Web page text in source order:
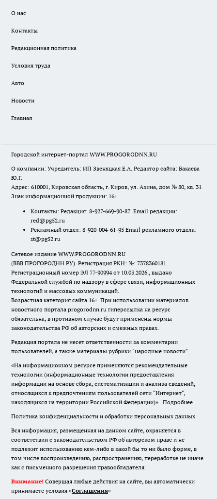
О нас
Контакты
Редакционная политика
Условия труда
Авто
Новости
Главная
Городской интернет-портал WWW.PROGORODNN.RU
О компании: Учредитель: ИП Звеняцкая Е.А. Редактор сайта: Бакаева
Ю.Г.
Адрес: 610001, Кировская область, г. Киров, ул. Азина, дом № 80, кв. 31
Знак информационной продукции: 16+
Контакты: Редакция: 8-927-669-90-87 Email редакции:
red@pg52.ru
Рекламный отдел: 8-920-004-61-95 Email рекламного отдела:
st@pg52.ru
Сетевое издание WWW.PROGORODNN.RU
(ВВВ.ПРОГОРОДНН.РУ). Регистрация РКН: №: 7378360181.
Регистрационный номер ЭЛ 77-90994 от 10.03.2026., выдано
Федеральной службой по надзору в сфере связи, информационных
технологий и массовых коммуникаций.
Возрастная категория сайта 16+. При использовании материалов
новостного портала progorodnn.ru гиперссылка на ресурс
обязательна, в противном случае будут применены нормы
законодательства РФ об авторских и смежных правах.
Редакция портала не несет ответственности за комментарии
пользователей, а также материалы рубрики "народные новости".
«На информационном ресурсе применяются рекомендательные
технологии (информационные технологии предоставления
информации на основе сбора, систематизации и анализа сведений,
относящихся к предпочтениям пользователей сети "Интернет",
находящихся на территории Российской Федерации)». Подробнее
Политика конфиденциальности и обработки персональных данных
Вся информация, размещенная на данном сайте, охраняется в
соответствии с законодательством РФ об авторском праве и не
подлежит использованию кем-либо в какой бы то ни было форме, в
том числе воспроизведению, распространению, переработке не иначе
как с письменного разрешения правообладателя.
Внимание! Совершая любые действия на сайте, вы автоматически
принимаете условия «Cоглашения»